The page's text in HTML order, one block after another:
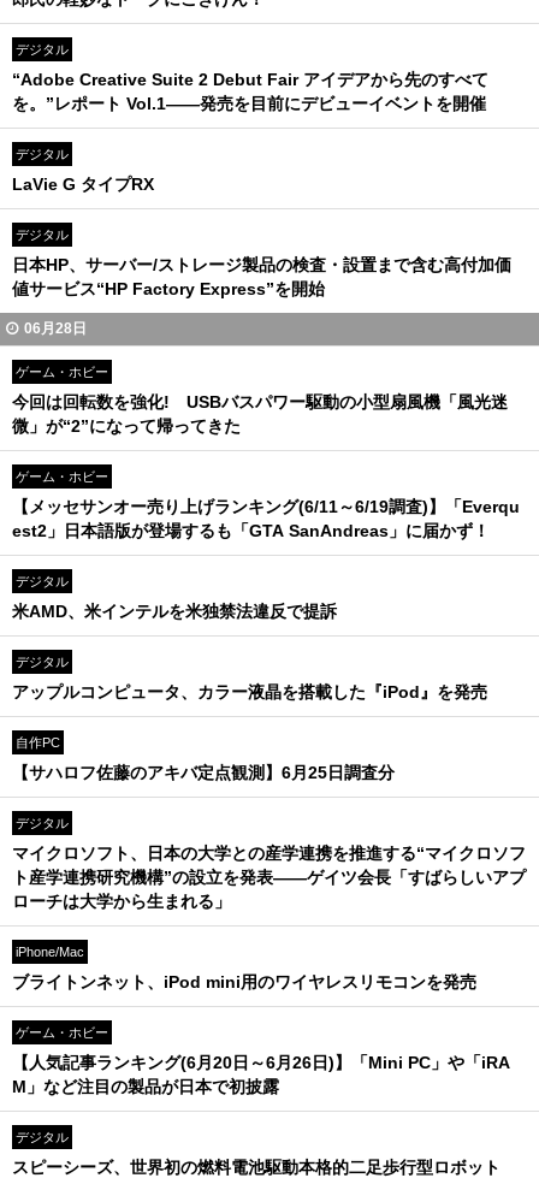
デジタル
“Adobe Creative Suite 2 Debut Fair アイデアから先のすべて
を。”レポート Vol.1――発売を目前にデビューイベントを開催
デジタル
LaVie G タイプRX
デジタル
日本HP、サーバー/ストレージ製品の検査・設置まで含む高付加価
値サービス“HP Factory Express”を開始
06月28日
ゲーム・ホビー
今回は回転数を強化! USBバスパワー駆動の小型扇風機「風光迷
微」が“2”になって帰ってきた
ゲーム・ホビー
【メッセサンオー売り上げランキング(6/11～6/19調査)】「Everqu
est2」日本語版が登場するも「GTA SanAndreas」に届かず！
デジタル
米AMD、米インテルを米独禁法違反で提訴
デジタル
アップルコンピュータ、カラー液晶を搭載した『iPod』を発売
自作PC
【サハロフ佐藤のアキバ定点観測】6月25日調査分
デジタル
マイクロソフト、日本の大学との産学連携を推進する“マイクロソフ
ト産学連携研究機構”の設立を発表――ゲイツ会長「すばらしいアプ
ローチは大学から生まれる」
iPhone/Mac
ブライトンネット、iPod mini用のワイヤレスリモコンを発売
ゲーム・ホビー
【人気記事ランキング(6月20日～6月26日)】「Mini PC」や「iRA
M」など注目の製品が日本で初披露
デジタル
スピーシーズ、世界初の燃料電池駆動本格的二足歩行型ロボット